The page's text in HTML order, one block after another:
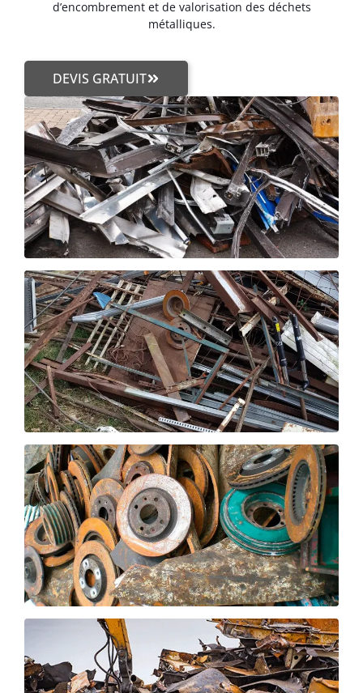
d’encombrement et de valorisation des déchets
métalliques.
DEVIS GRATUIT